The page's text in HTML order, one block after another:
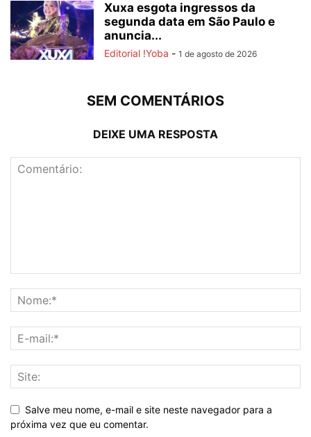
Xuxa esgota ingressos da
segunda data em São Paulo e
anuncia...
Editorial !Yoba - 1 de agosto de 2026
SEM COMENTÁRIOS
DEIXE UMA RESPOSTA
Salve meu nome, e-mail e site neste navegador para a
próxima vez que eu comentar.